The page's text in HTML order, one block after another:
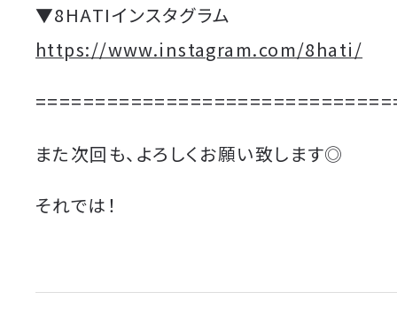
▼8HATIインスタグラム
https://www.instagram.com/8hati/
また次回も、よろしくお願い致します◎
それでは！